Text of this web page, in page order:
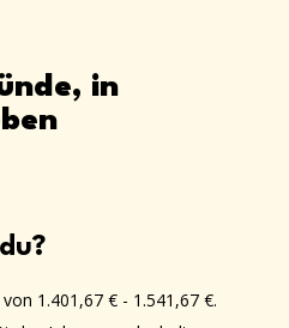
in
1.401,67 € - 1.541,67 €.